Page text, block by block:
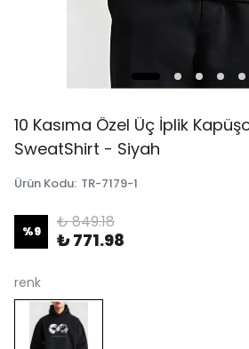
10 Kasıma Özel Üç İplik
SweatShirt - Siyah
Ürün Kodu: TR-7179-1
%9 ₺ 849.18
₺ 771.98
renk